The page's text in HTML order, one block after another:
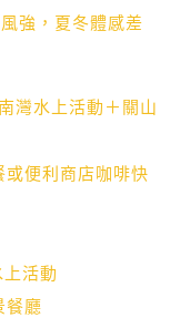
強，夏冬體感差
灣水上活動＋關山
便利商店咖啡快
活動
餐廳